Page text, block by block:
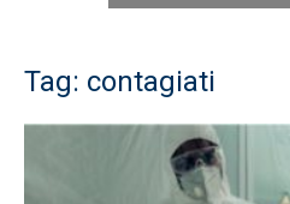
Tag: contagiati